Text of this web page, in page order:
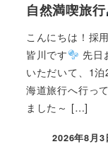
自然満喫旅行
こんにちは！採
皆川です
先日
いただいて、1
海道旅行へ行っ
ました～ […]
2026年8月3